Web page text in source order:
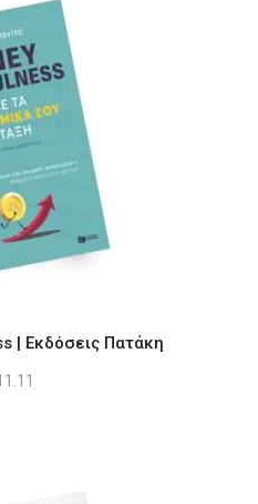
| Εκδόσεις Πατάκη